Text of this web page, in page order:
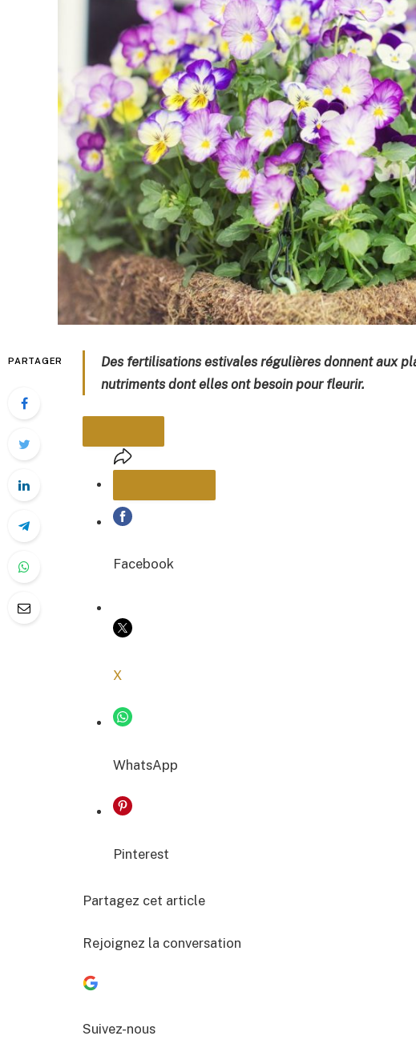
PARTAGER
Des fertilisations estivales régulières donnent aux
nutriments dont elles ont besoin pour fleurir.
PARTAGER
COPIER LE LIEN
Facebook
X
WhatsApp
Pinterest
Partagez cet article
Rejoignez la conversation
Suivez-nous